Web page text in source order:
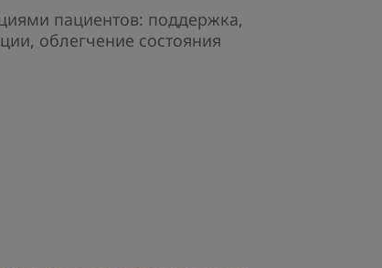
пациентов: поддержка,
облегчение состояния